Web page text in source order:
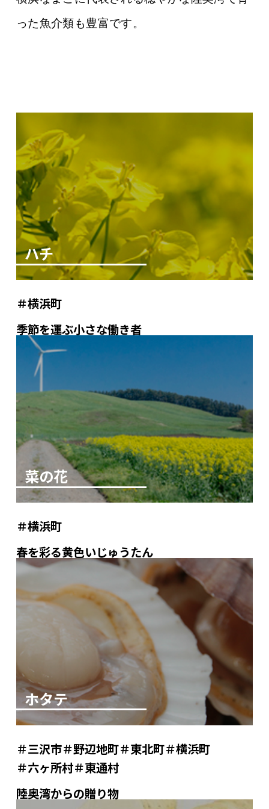
った魚介類も豊富です。
ハチ
横浜町
季節を運ぶ小さな働き者
菜の花
横浜町
春を彩る黄色いじゅうたん
ホタテ
三沢市 野辺地町 東北町
横浜町
六ヶ所村
東通村
陸奥湾からの贈り物